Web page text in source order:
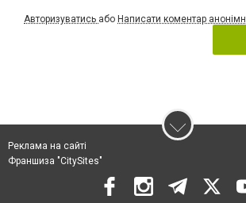
Авторизуватись або Написати коментар
Реклама на сайті
Франшиза "CitySites"